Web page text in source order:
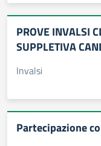
PROVE INVALSI
SUPPLETIVA
Invalsi
Partecipazione